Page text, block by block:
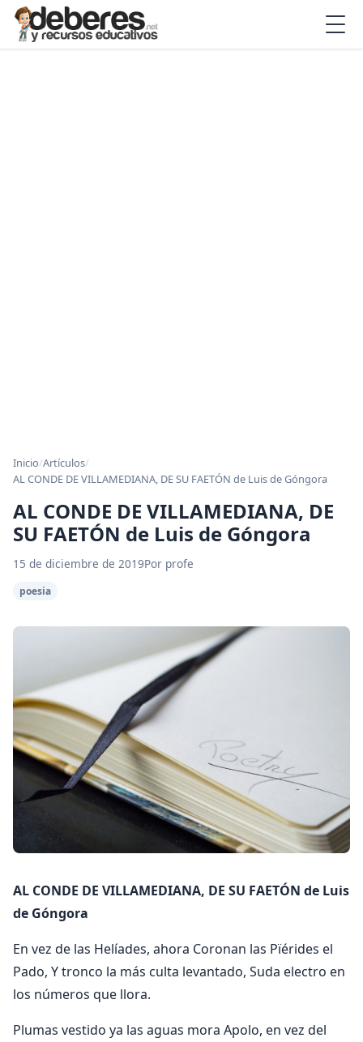
Inicio/Artículos/
AL CONDE DE VILLAMEDIANA, DE SU FAETÓN de Luis de Góngora
AL CONDE DE VILLAMEDIANA, DE
SU FAETÓN de Luis de Góngora
15 de diciembre de 2019Por profe
poesia
AL CONDE DE VILLAMEDIANA, DE SU FAETÓN de Luis
de Góngora
En vez de las Helíades, ahora Coronan las Pïérides el
Pado, Y tronco la más culta levantado, Suda electro en
los números que llora.
Plumas vestido ya las aguas mora Apolo, en vez del